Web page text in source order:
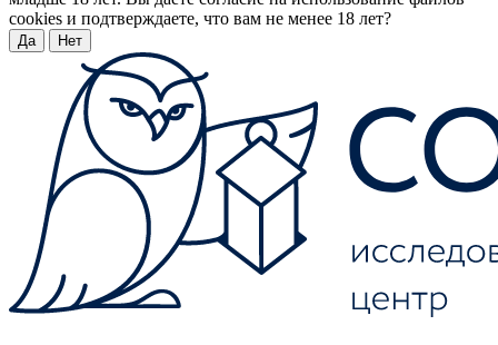
cookies и подтверждаете, что вам не менее 18 лет?
Да Нет